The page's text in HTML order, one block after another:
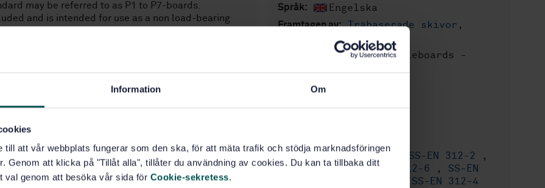
Information Om
till att vår webbplats fungerar som den ska, för att mäta trafik och stödja marknadsföringen
Genom att klicka på "Tillåt alla", tillåter du användning av cookies. Du kan ta tillbaka ditt
val genom att besöka vår sida för Cookie-sekretess.
may be referred to as P1 to P7-boards.
and is intended for use as a non load-bearing
and construction of load-bearing or stiffening
1 and/or performance standards).
Strand Boards (OSB); these are set out in EN 300.
Skivor (92.300.30) Skivor (94.350)
Språk: Engelska
Framtagen av:
Träbaserade skivor,
SIS/TK 182/AG 08
Internationell titel:Particleboards -
Artikelnummer:
Ersätter: SS-EN 312-1 SS-EN 312-2
,
SS-EN 312-3,SS-EN 312-6 , SS-EN
SS-EN 312-4